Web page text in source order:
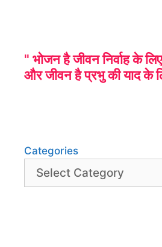
" भोजन है जीवन निर्वाह के लिए
और जीवन है प्रभु की याद के
Categories